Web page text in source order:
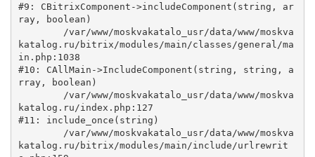
#9: CBitrixComponent->includeComponent(string, ar
ray, boolean)
katalog.ru/bitrix/modules/main/classes/general/ma
in.php:1038
#10: CAllMain->IncludeComponent(string, string, a
rray, boolean)
katalog.ru/index.php:127
#11: include_once(string)
katalog.ru/bitrix/modules/main/include/urlrewrit